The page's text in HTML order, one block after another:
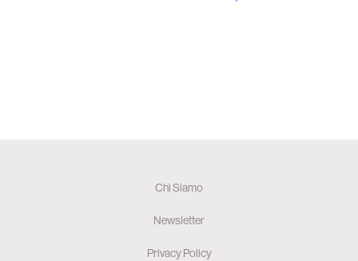
Chi Siamo
Newsletter
Privacy Policy